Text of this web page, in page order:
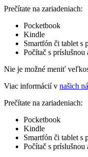
Prečítate na zariadeniach:
Pocketbook
Kindle
Smartfón či tablet s
Počítač s príslušnou
Nie je možné meniť
Viac informácií v našich
Prečítate na zariadeniach:
Pocketbook
Kindle
Smartfón či tablet s
Počítač s príslušnou